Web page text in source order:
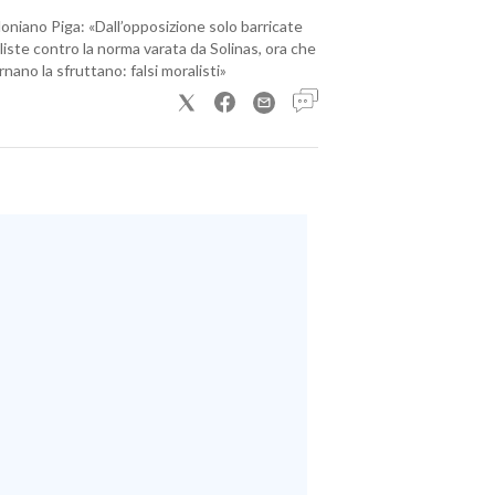
Piga: «Dall’opposizione solo barricate
contro la norma varata da Solinas, ora che
la sfruttano: falsi moralisti»